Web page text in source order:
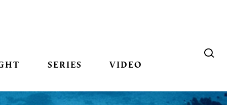
SERIES VIDEO